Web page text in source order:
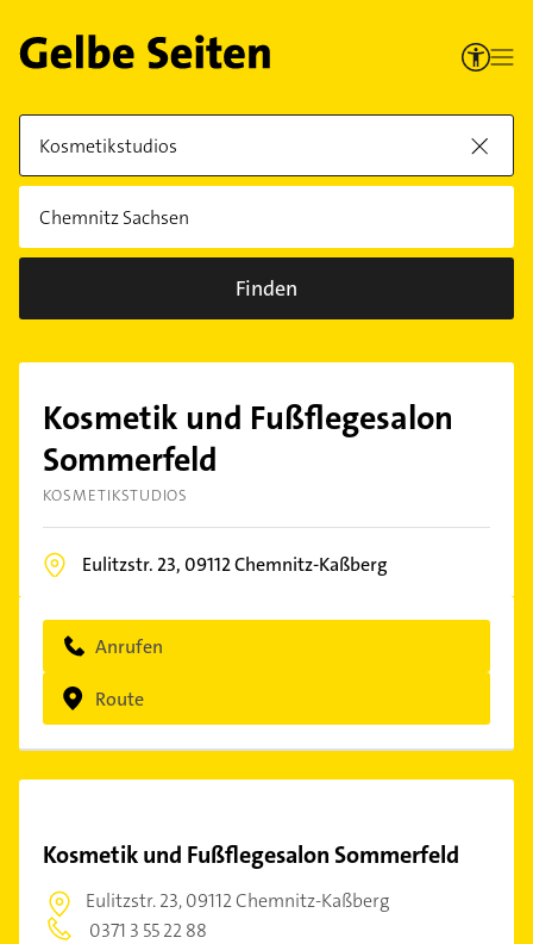
Finden
Kosmetik und Fußflegesalon
Sommerfeld
KOSMETIKSTUDIOS
Eulitzstr. 23,09112Chemnitz-Kaßberg
Anrufen
Route
Kosmetik und Fußflegesalon Sommerfeld
Eulitzstr. 23,09112 Chemnitz-Kaßberg
0371 3 55 22 88